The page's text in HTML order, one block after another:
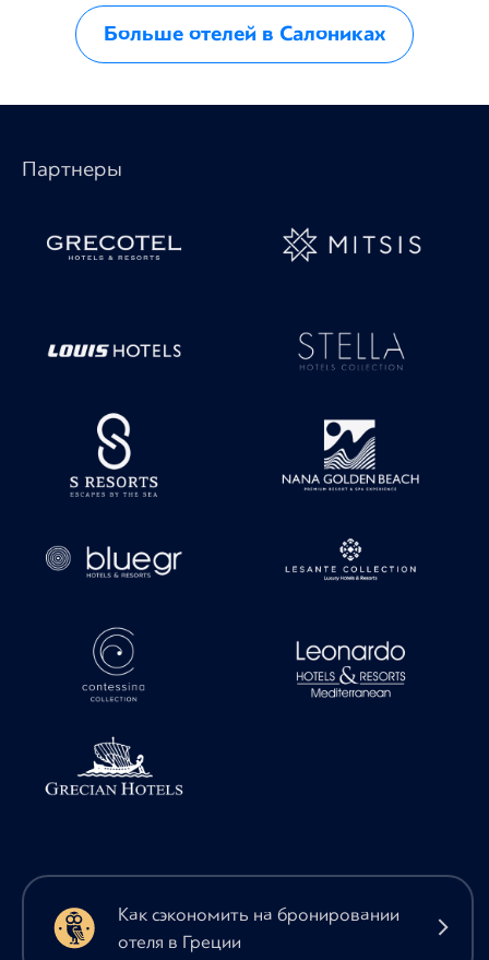
Больше отелей в Салониках
Партнеры
Как сэкономить на бронировании
отеля в Греции